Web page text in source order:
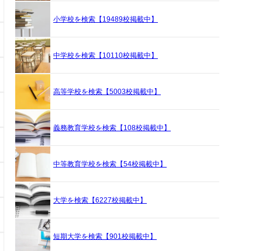
小学校を検索【19489校掲載中】
中学校を検索【10110校掲載中】
高等学校を検索【5003校掲載中】
義務教育学校を検索【108校掲載中】
中等教育学校を検索【54校掲載中】
大学を検索【6227校掲載中】
短期大学を検索【901校掲載中】